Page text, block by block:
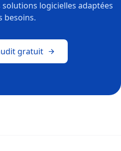
logicielles adaptées
besoins.
gratuit